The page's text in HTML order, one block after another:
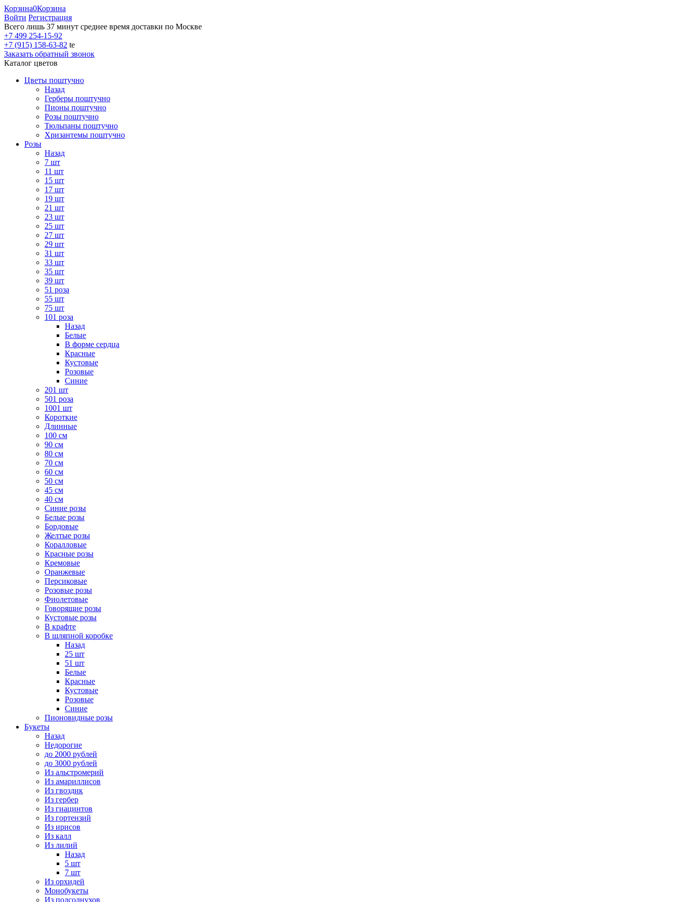
Корзина0Корзина
Войти Регистрация
Всего лишь 37 минут среднее время доставки по Москве
+7 499 254-15-92
+7 (915) 158-63-82 te
Заказать обратный звонок
Каталог цветов
Цветы поштучно
Назад
Герберы поштучно
Пионы поштучно
Розы поштучно
Тюльпаны поштучно
Хризантемы поштучно
Розы
Назад
7 шт
11 шт
15 шт
17 шт
19 шт
21 шт
23 шт
25 шт
27 шт
29 шт
31 шт
33 шт
35 шт
39 шт
51 роза
55 шт
75 шт
101 роза
Назад
Белые
В форме сердца
Красные
Кустовые
Розовые
Синие
201 шт
501 роза
1001 шт
Короткие
Длинные
100 см
90 см
80 см
70 см
60 см
50 см
45 см
40 см
Cиние розы
Белые розы
Бордовые
Желтые розы
Коралловые
Красные розы
Кремовые
Оранжевые
Персиковые
Розовые розы
Фиолетовые
Говорящие розы
Кустовые розы
В крафте
В шляпной коробке
Назад
25 шт
51 шт
Белые
Красные
Кустовые
Розовые
Синие
Пионовидные розы
Букеты
Назад
Недорогие
до 2000 рублей
до 3000 рублей
Из альстромерий
Из амариллисов
Из гвоздик
Из гербер
Из гиацинтов
Из гортензий
Из ирисов
Из калл
Из лилий
Назад
5 шт
7 шт
Из орхидей
Монобукеты
Из подсолнухов